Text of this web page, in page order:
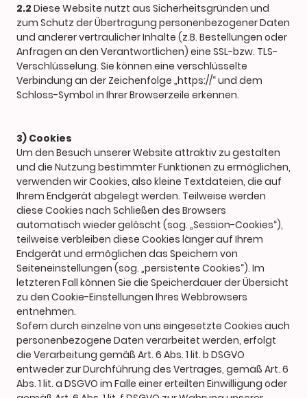
2.2 Diese Website nutzt aus Sicherheitsgründen und
zum Schutz der Übertragung personenbezogener Daten
und anderer vertraulicher Inhalte (z.B. Bestellungen oder
Anfragen an den Verantwortlichen) eine SSL-bzw. TLS-
Verschlüsselung. Sie können eine verschlüsselte
Verbindung an der Zeichenfolge „https://“ und dem
Schloss-Symbol in Ihrer Browserzeile erkennen.
3) Cookies
Um den Besuch unserer Website attraktiv zu gestalten
und die Nutzung bestimmter Funktionen zu ermöglichen,
verwenden wir Cookies, also kleine Textdateien, die auf
Ihrem Endgerät abgelegt werden. Teilweise werden
diese Cookies nach Schließen des Browsers
automatisch wieder gelöscht (sog. „Session-Cookies“),
teilweise verbleiben diese Cookies länger auf Ihrem
Endgerät und ermöglichen das Speichern von
Seiteneinstellungen (sog. „persistente Cookies“). Im
letzteren Fall können Sie die Speicherdauer der Übersicht
zu den Cookie-Einstellungen Ihres Webbrowsers
entnehmen.
Sofern durch einzelne von uns eingesetzte Cookies auch
personenbezogene Daten verarbeitet werden, erfolgt
die Verarbeitung gemäß Art. 6 Abs. 1 lit. b DSGVO
entweder zur Durchführung des Vertrages, gemäß Art. 6
Abs. 1 lit. a DSGVO im Falle einer erteilten Einwilligung oder